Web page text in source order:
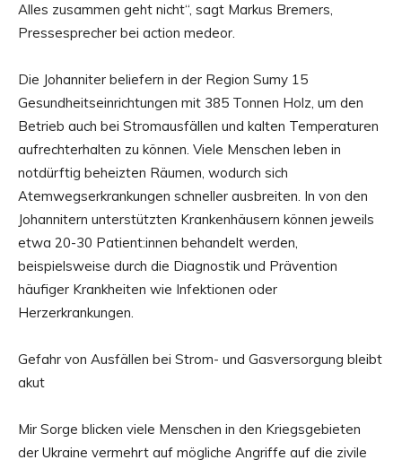
Alles zusammen geht nicht“, sagt Markus Bremers,
Pressesprecher bei action medeor.
Die Johanniter beliefern in der Region Sumy 15
Gesundheitseinrichtungen mit 385 Tonnen Holz, um den
Betrieb auch bei Stromausfällen und kalten Temperaturen
aufrechterhalten zu können. Viele Menschen leben in
notdürftig beheizten Räumen, wodurch sich
Atemwegserkrankungen schneller ausbreiten. In von den
Johannitern unterstützten Krankenhäusern können jeweils
etwa 20-30 Patient:innen behandelt werden,
beispielsweise durch die Diagnostik und Prävention
häufiger Krankheiten wie Infektionen oder
Herzerkrankungen.
Gefahr von Ausfällen bei Strom- und Gasversorgung bleibt
akut
Mir Sorge blicken viele Menschen in den Kriegsgebieten
der Ukraine vermehrt auf mögliche Angriffe auf die zivile